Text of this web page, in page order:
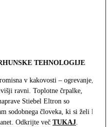
TEHNOLOGIJE
v kakovosti – ogrevanje,
ravni. Toplotne črpalke,
Stiebel Eltron so
sodobnega človeka, ki si želi le
Odkrijte več TUKAJ.